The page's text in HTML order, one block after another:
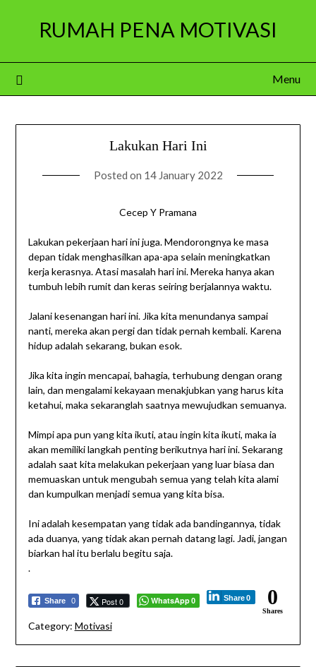
RUMAH PENA MOTIVASI
Menu
Lakukan Hari Ini
Posted on 14 January 2022
Cecep Y Pramana
Lakukan pekerjaan hari ini juga. Mendorongnya ke masa
depan tidak menghasilkan apa-apa selain meningkatkan
kerja kerasnya. Atasi masalah hari ini. Mereka hanya akan
tumbuh lebih rumit dan keras seiring berjalannya waktu.
Jalani kesenangan hari ini. Jika kita menundanya sampai
nanti, mereka akan pergi dan tidak pernah kembali. Karena
hidup adalah sekarang, bukan esok.
Jika kita ingin mencapai, bahagia, terhubung dengan orang
lain, dan mengalami kekayaan menakjubkan yang harus kita
ketahui, maka sekaranglah saatnya mewujudkan semuanya.
Mimpi apa pun yang kita ikuti, atau ingin kita ikuti, maka ia
akan memiliki langkah penting berikutnya hari ini. Sekarang
adalah saat kita melakukan pekerjaan yang luar biasa dan
memuaskan untuk mengubah semua yang telah kita alami
dan kumpulkan menjadi semua yang kita bisa.
Ini adalah kesempatan yang tidak ada bandingannya, tidak
ada duanya, yang tidak akan pernah datang lagi. Jadi, jangan
biarkan hal itu berlalu begitu saja.
.
Share 0 Post 0 WhatsApp 0 Share 0 0
Shares
Category: Motivasi